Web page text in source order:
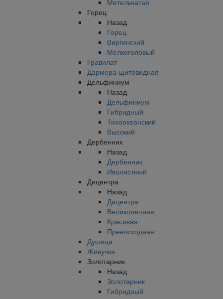
Метельчатая
Горец
Назад
Горец
Виргинский
Мелкоголовый
Гравилат
Дармера щитовидная
Дельфиниум
Назад
Дельфиниум
Гибридный
Тихоокеанский
Высокий
Дербенник
Назад
Дербенник
Иволистный
Дицентра
Назад
Дицентра
Великолепная
Красивая
Превосходная
Душица
Живучка
Золотарник
Назад
Золотарник
Гибридный